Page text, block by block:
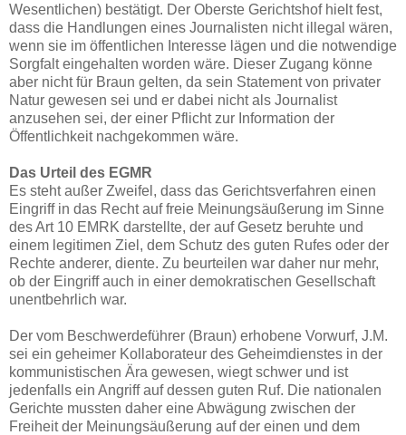
Wesentlichen) bestätigt. Der Oberste Gerichtshof hielt fest,
dass die Handlungen eines Journalisten nicht illegal wären,
wenn sie im öffentlichen Interesse lägen und die notwendige
Sorgfalt eingehalten worden wäre. Dieser Zugang könne
aber nicht für Braun gelten, da sein Statement von privater
Natur gewesen sei und er dabei nicht als Journalist
anzusehen sei, der einer Pflicht zur Information der
Öffentlichkeit nachgekommen wäre.
Das Urteil des EGMR
Es steht außer Zweifel, dass das Gerichtsverfahren einen
Eingriff in das Recht auf freie Meinungsäußerung im Sinne
des Art 10 EMRK darstellte, der auf Gesetz beruhte und
einem legitimen Ziel, dem Schutz des guten Rufes oder der
Rechte anderer, diente. Zu beurteilen war daher nur mehr,
ob der Eingriff auch in einer demokratischen Gesellschaft
unentbehrlich war.
Der vom Beschwerdeführer (Braun) erhobene Vorwurf, J.M.
sei ein geheimer Kollaborateur des Geheimdienstes in der
kommunistischen Ära gewesen, wiegt schwer und ist
jedenfalls ein Angriff auf dessen guten Ruf. Die nationalen
Gerichte mussten daher eine Abwägung zwischen der
Freiheit der Meinungsäußerung auf der einen und dem